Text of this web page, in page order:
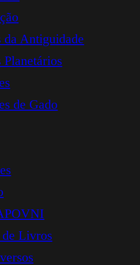
da Antiguidade
de Gado
de Livros